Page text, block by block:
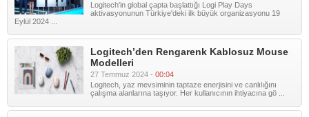
Logitech'in global çapta başlattığı Logi Play Days
aktivasyonunun Türkiye'deki ilk büyük organizasyonu 19
Eylül 2024 ...
Logitech’den Rengarenk Kablosuz Mouse
Modelleri
27 Temmuz 2024 - 00:04
Logitech, yaz mevsiminin taptaze enerjisini ve canlılığını
çalışma alanlarına taşıyor. Her kullanıcının ihtiyacına gö ...